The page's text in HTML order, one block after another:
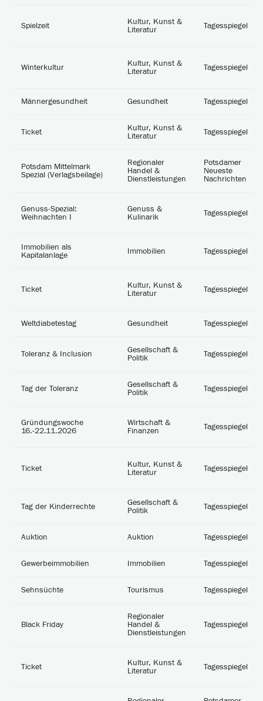
Spielzeit
Kultur, Kunst &
Literatur
Tagesspiegel
Winterkultur
Kultur, Kunst &
Literatur
Tagesspiegel
Männergesundheit Gesundheit Tagesspiegel
Ticket
Kultur, Kunst &
Literatur
Tagesspiegel
Potsdam Mittelmark
Spezial (Verlagsbeilage)
Regionaler
Handel &
Dienstleistungen
Potsdamer
Neueste
Nachrichten
Genuss-Spezial:
Weihnachten I
Genuss &
Kulinarik
Tagesspiegel
Immobilien als
Kapitalanlage
Immobilien Tagesspiegel
Ticket
Kultur, Kunst &
Literatur
Tagesspiegel
Weltdiabetestag Gesundheit Tagesspiegel
Toleranz & Inclusion
Gesellschaft &
Politik
Tagesspiegel
Tag der Toleranz
Gesellschaft &
Politik
Tagesspiegel
Gründungswoche
16.-22.11.2026
Wirtschaft &
Finanzen
Tagesspiegel
Ticket
Kultur, Kunst &
Literatur
Tagesspiegel
Tag der Kinderrechte
Gesellschaft &
Politik
Tagesspiegel
Auktion Auktion Tagesspiegel
Gewerbeimmobilien Immobilien Tagesspiegel
Sehnsüchte Tourismus Tagesspiegel
Black Friday
Regionaler
Handel &
Dienstleistungen
Tagesspiegel
Ticket
Kultur, Kunst &
Literatur
Tagesspiegel